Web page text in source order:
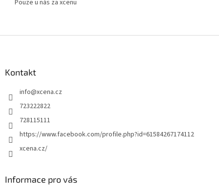
Pouze u nás za xcenu
Kontakt
info@xcena.cz
723222822
728115111
https://www.facebook.com/profile.php?id=61584267174112
xcena.cz/
Informace pro vás